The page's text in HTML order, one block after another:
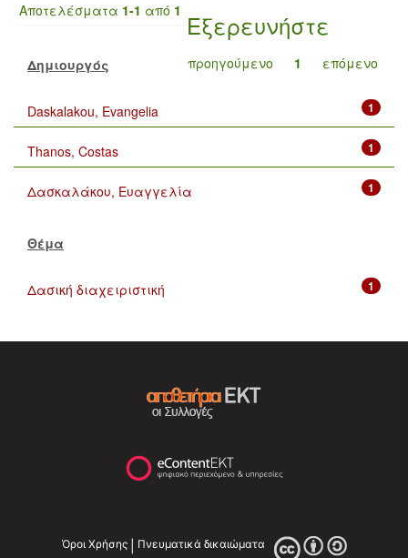
Αποτελέσματα 1-1 από 1
προηγούμενο 1 επόμενο
Εξερευνήστε
Δημιουργός
1
Daskalakou, Evangelia
1
Thanos, Costas
1
Δασκαλάκου, Ευαγγελία
Θέμα
1
Δασική διαχειριστική